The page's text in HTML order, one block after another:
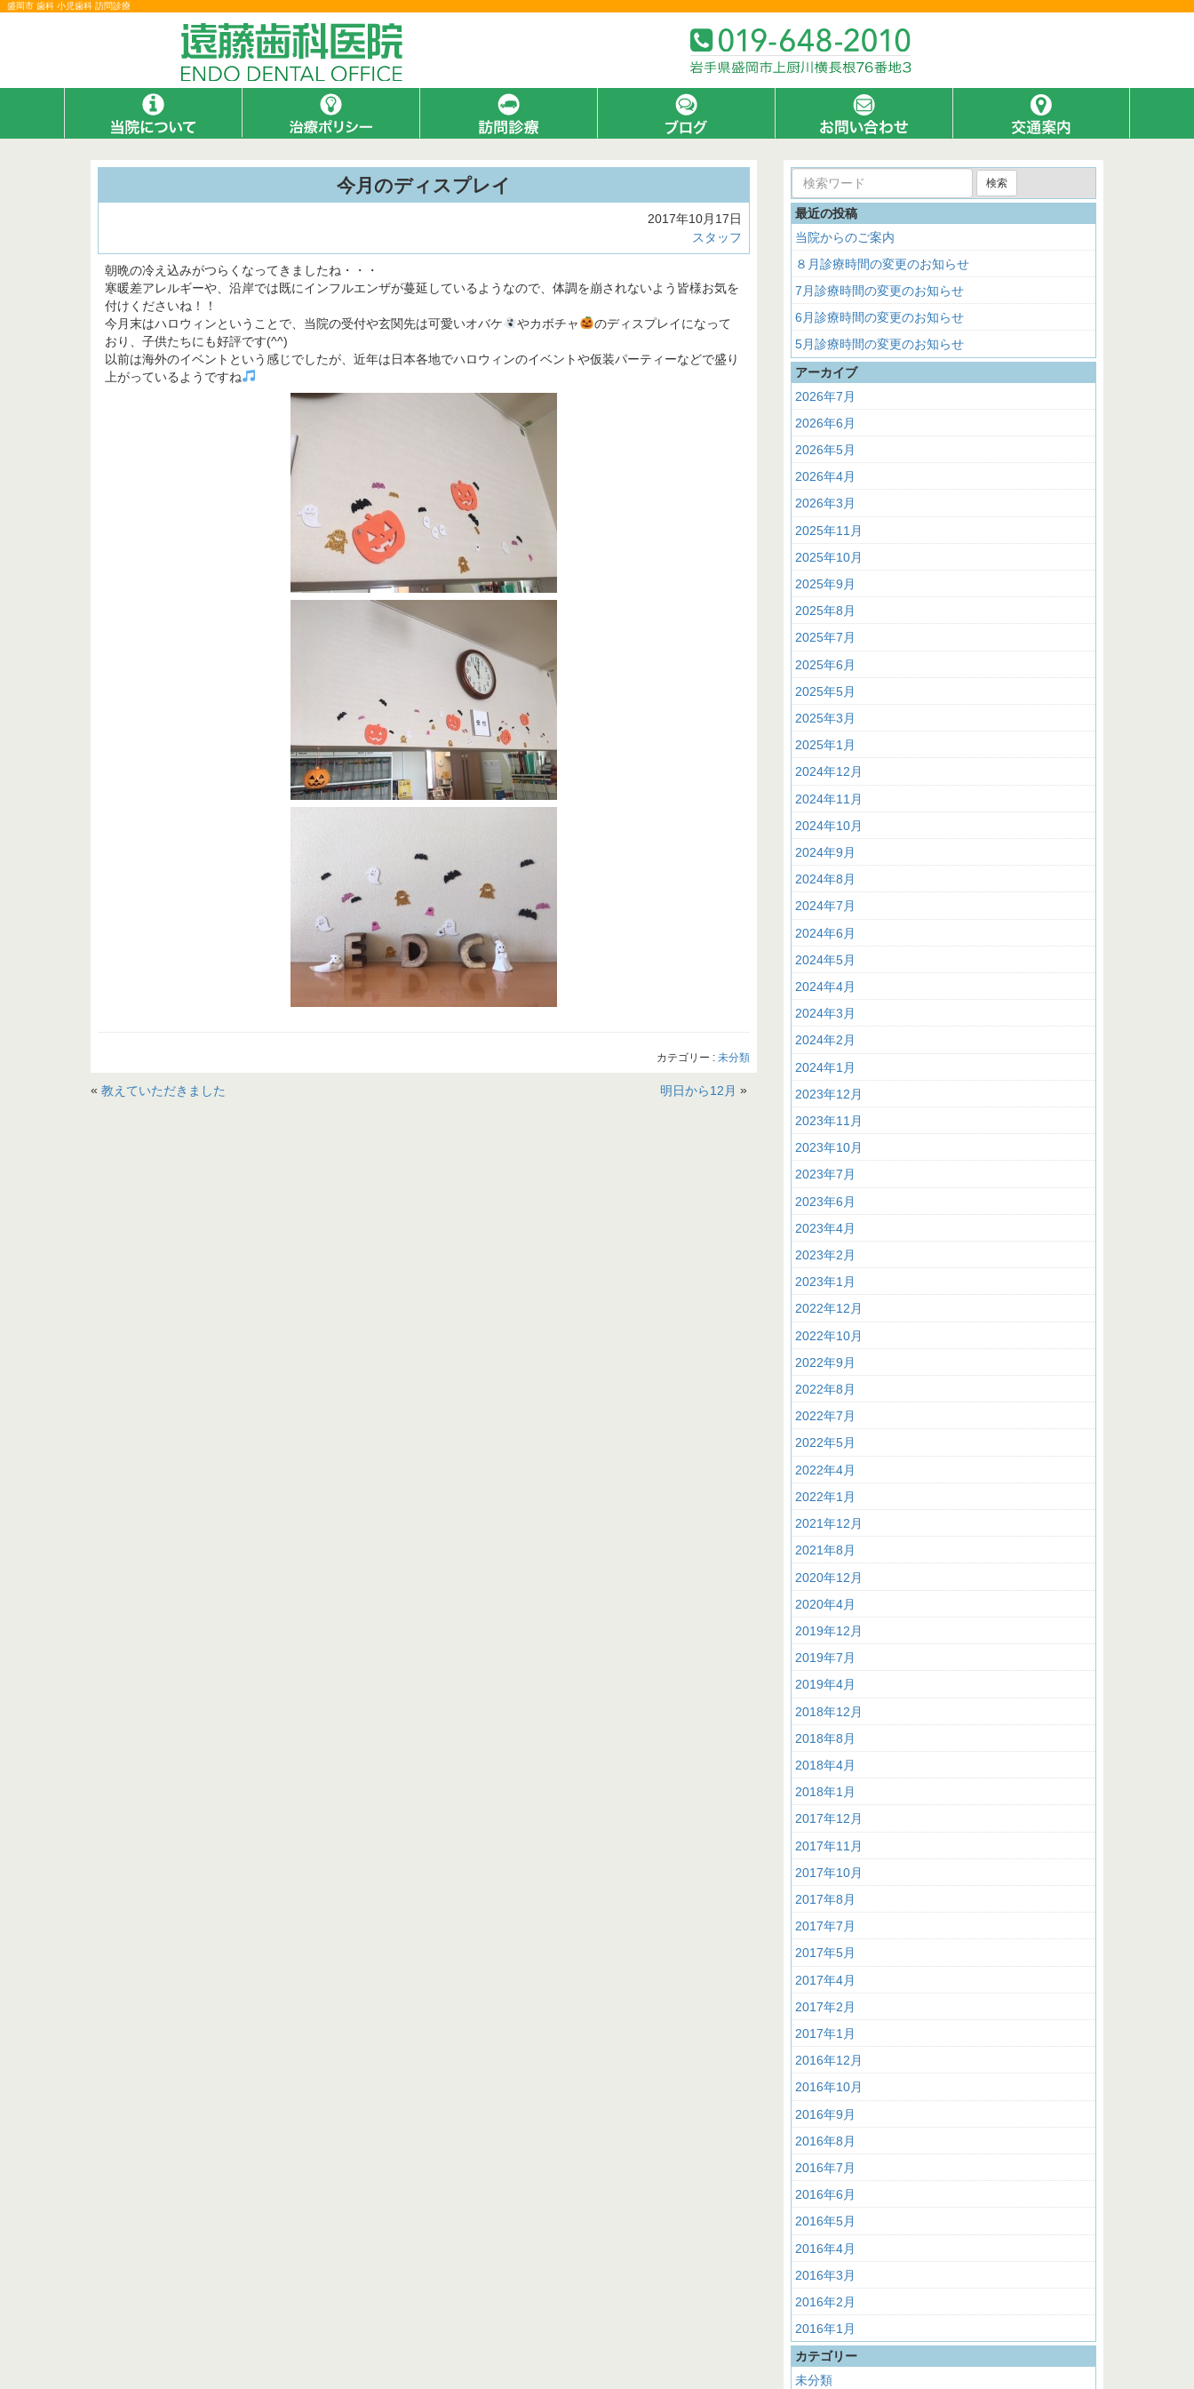
盛岡市 歯科 小児歯科 訪問診療
今月のディスプレイ
2017年10月17日
スタッフ
朝晩の冷え込みがつらくなってきましたね・・・
寒暖差アレルギーや、沿岸では既にインフルエンザが蔓延しているようなので、体調を崩されないよう皆様お気を
付けくださいね！！
今月末はハロウィンということで、当院の受付や玄関先は可愛いオバケ
やカボチャ
のディスプレイになって
おり、子供たちにも好評です(^^)
以前は海外のイベントという感じでしたが、近年は日本各地でハロウィンのイベントや仮装パーティーなどで盛り
上がっているようですね
カテゴリー : 未分類
« 教えていただきました 明日から12月 »
検索
最近の投稿
当院からのご案内
８月診療時間の変更のお知らせ
7月診療時間の変更のお知らせ
6月診療時間の変更のお知らせ
5月診療時間の変更のお知らせ
アーカイブ
2026年7月
2026年6月
2026年5月
2026年4月
2026年3月
2025年11月
2025年10月
2025年9月
2025年8月
2025年7月
2025年6月
2025年5月
2025年3月
2025年1月
2024年12月
2024年11月
2024年10月
2024年9月
2024年8月
2024年7月
2024年6月
2024年5月
2024年4月
2024年3月
2024年2月
2024年1月
2023年12月
2023年11月
2023年10月
2023年7月
2023年6月
2023年4月
2023年2月
2023年1月
2022年12月
2022年10月
2022年9月
2022年8月
2022年7月
2022年5月
2022年4月
2022年1月
2021年12月
2021年8月
2020年12月
2020年4月
2019年12月
2019年7月
2019年4月
2018年12月
2018年8月
2018年4月
2018年1月
2017年12月
2017年11月
2017年10月
2017年8月
2017年7月
2017年5月
2017年4月
2017年2月
2017年1月
2016年12月
2016年10月
2016年9月
2016年8月
2016年7月
2016年6月
2016年5月
2016年4月
2016年3月
2016年2月
2016年1月
カテゴリー
未分類